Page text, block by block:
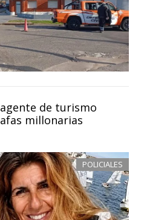
de turismo
millonarias
POLICIALES